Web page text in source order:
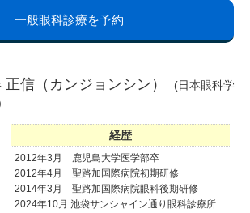
一般眼科診療を予約
信（カンジョンシン）
(日本眼科学
経歴
2012年3月 鹿児島大学医学部卒
2012年4月 聖路加国際病院初期研修
2014年3月 聖路加国際病院眼科後期研修
2024年10月 池袋サンシャイン通り眼科診療所